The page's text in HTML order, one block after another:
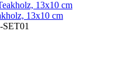
13x10 cm